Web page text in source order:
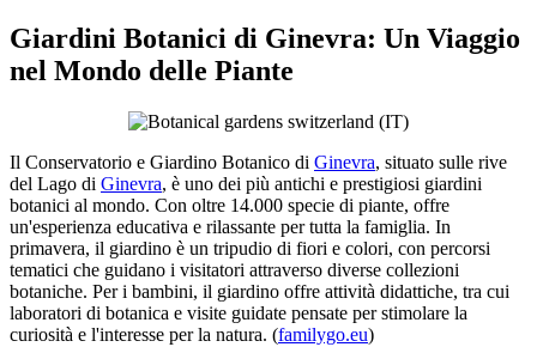
Giardini Botanici di Ginevra: Un Viaggio
nel Mondo delle Piante
Il Conservatorio e Giardino Botanico di Ginevra, situato sulle rive
del Lago di Ginevra, è uno dei più antichi e prestigiosi giardini
botanici al mondo. Con oltre 14.000 specie di piante, offre
un'esperienza educativa e rilassante per tutta la famiglia. In
primavera, il giardino è un tripudio di fiori e colori, con percorsi
tematici che guidano i visitatori attraverso diverse collezioni
botaniche. Per i bambini, il giardino offre attività didattiche, tra cui
laboratori di botanica e visite guidate pensate per stimolare la
curiosità e l'interesse per la natura. (familygo.eu)